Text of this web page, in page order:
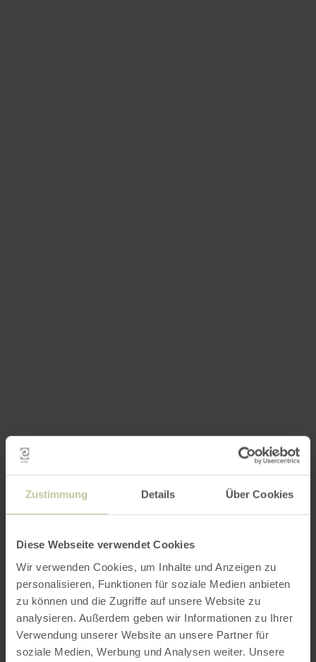
Zustimmung Details Über Cookies
Diese Webseite verwendet Cookies
Wir verwenden Cookies, um Inhalte und Anzeigen zu
personalisieren, Funktionen für soziale Medien anbieten
zu können und die Zugriffe auf unsere Website zu
analysieren. Außerdem geben wir Informationen zu Ihrer
Verwendung unserer Website an unsere Partner für
soziale Medien, Werbung und Analysen weiter. Unsere